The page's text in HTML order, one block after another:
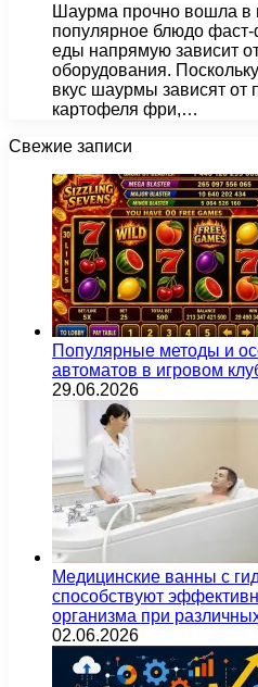
Шаурма прочно вошла в
популярное блюдо
еды напрямую зависит
оборудования.
вкус шаурмы зависят от
картофеля фри,…
Свежие записи
Популярные методы и
автоматов в игровом
29.06.2026
Медицинские ванны с
способствуют
организма при
02.06.2026